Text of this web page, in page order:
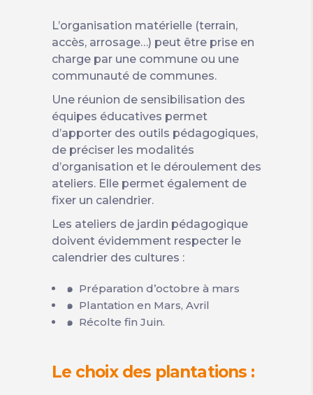
L’organisation matérielle (terrain,
accès, arrosage…) peut être prise en
charge par une commune ou une
communauté de communes.
Une réunion de sensibilisation des
équipes éducatives permet
d’apporter des outils pédagogiques,
de préciser les modalités
d’organisation et le déroulement des
ateliers. Elle permet également de
fixer un calendrier.
Les ateliers de jardin pédagogique
doivent évidemment respecter le
calendrier des cultures :
๑ Préparation d’octobre à mars
๑ Plantation en Mars, Avril
๑ Récolte fin Juin.
Le choix des plantations :